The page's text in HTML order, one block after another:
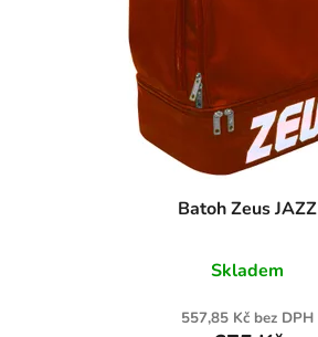
Batoh Zeus JAZZ
Skladem
557,85 Kč bez DPH